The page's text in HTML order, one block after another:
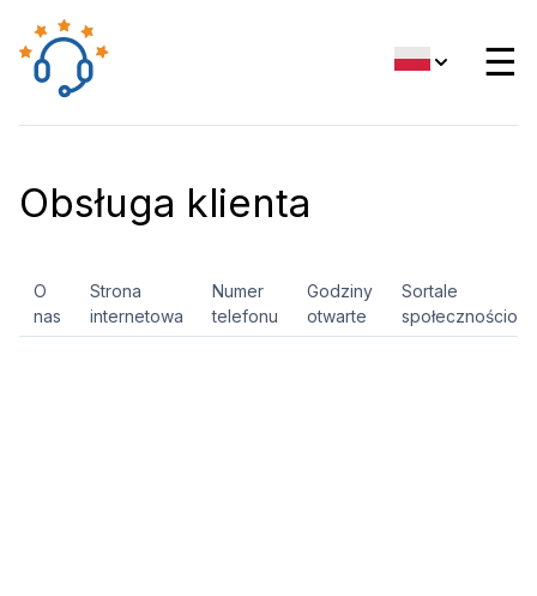
☰
Obsługa klienta
O
nas
Strona
internetowa
Numer
telefonu
Godziny
otwarte
Sortale